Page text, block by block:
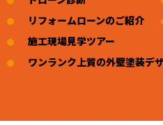
リフォームローンのご紹介
施工現場見学ツアー
ワンランク上質の外壁塗装デ